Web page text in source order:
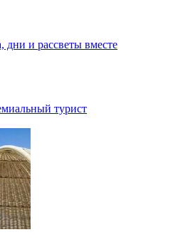
дни и рассветы вместе
турист